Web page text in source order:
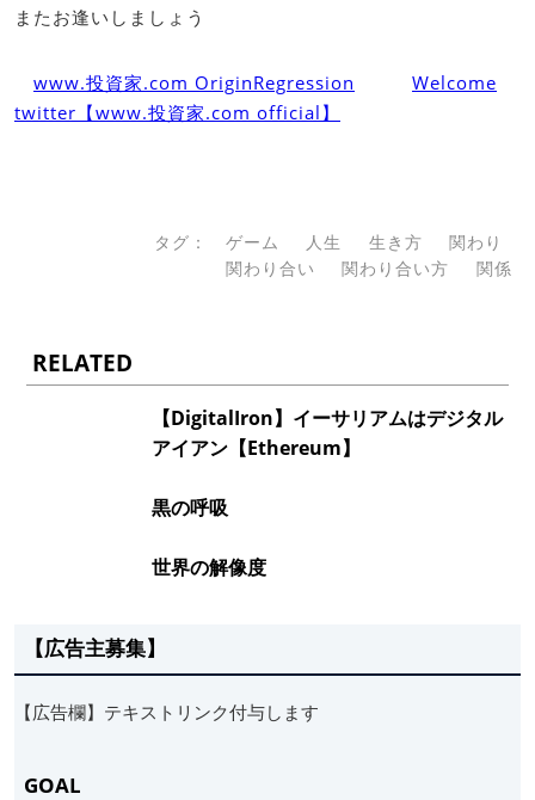
またお逢いしましょう
www.投資家.com OriginRegression
Welcome
twitter【www.投資家.com official】
タグ： ゲーム 人生 生き方
関わり
関わり合い
関わり合い方 関係
RELATED
【DigitalIron】イーサリアムはデジタル
アイアン【Ethereum】
黒の呼吸
世界の解像度
【広告主募集】
【広告欄】テキストリンク付与します
GOAL